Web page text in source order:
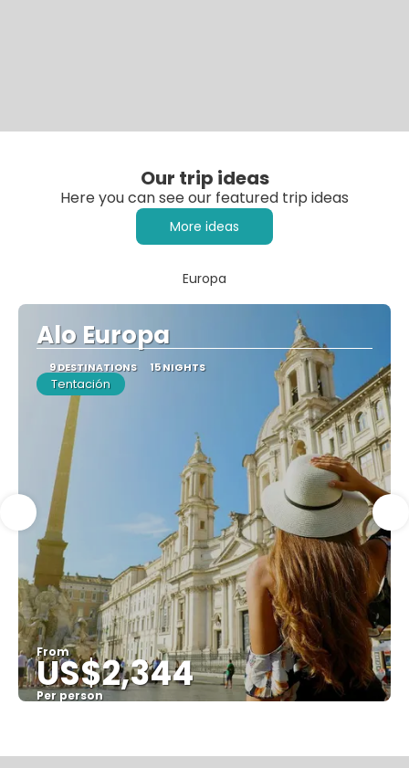
Our trip ideas
Here you can see our featured trip ideas
More ideas
Europa
Alo Europa
9 DESTINATIONS 15 NIGHTS
Tentación
From
US$2,344
Per person